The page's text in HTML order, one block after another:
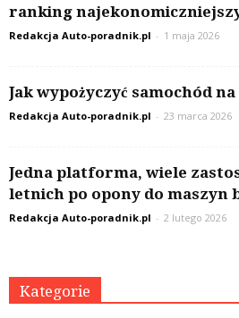
ranking
Redakcja Auto-poradnik.pl - 1 maja 2026
Jak wypożyczyć samochód
Redakcja Auto-poradnik.pl - 23 marca 2026
Jedna platforma, wiele
letnich po opony do maszyn
Redakcja Auto-poradnik.pl - 2 lutego 2026
Kategorie